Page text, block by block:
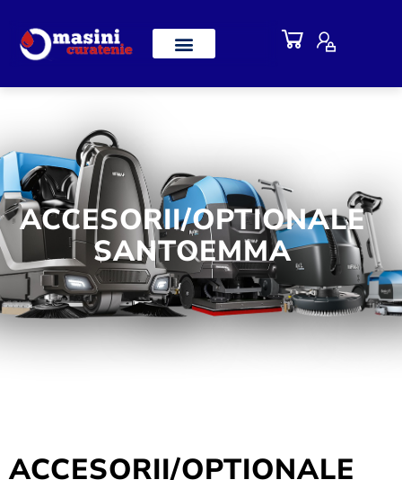
ACCESORII/OPTIONALE
SANTOEMMA
ACCESORII/OPTIONALE